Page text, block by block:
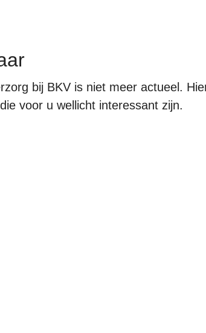
bij BKV is niet meer actueel.
voor u wellicht interessant zijn.